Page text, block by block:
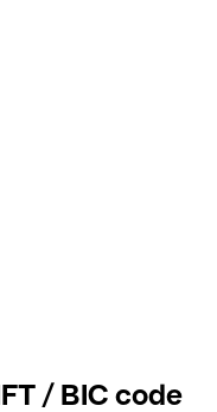
/ BIC code